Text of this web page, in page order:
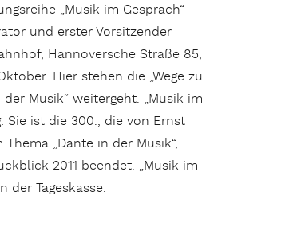
„Musik im Gespräch“
und erster Vorsitzender
Hannoversche Straße 85,
Hier stehen die „Wege zu
Musik“ weitergeht. „Musik im
Sie ist die 300., die von Ernst
„Dante in der Musik“,
2011 beendet. „Musik im
der Tageskasse.